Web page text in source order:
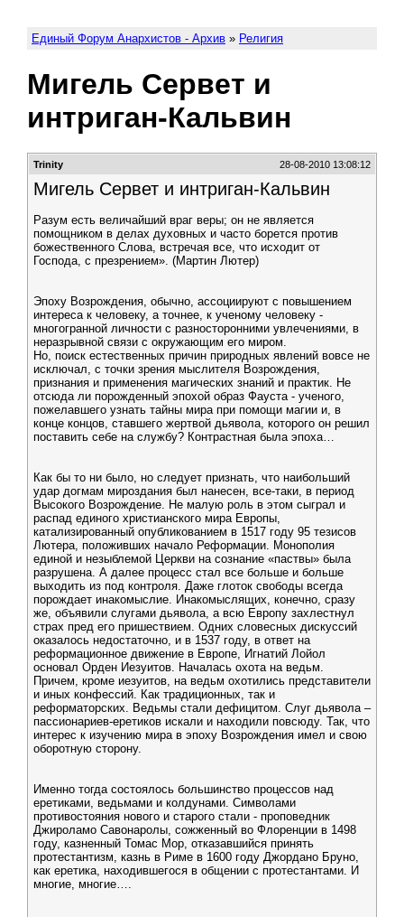
Единый Форум Анархистов - Архив » Религия
Мигель Сервет и
интриган-Кальвин
Trinity 28-08-2010 13:08:12
Мигель Сервет и интриган-Кальвин
Разум есть величайший враг веры; он не является
помощником в делах духовных и часто борется против
божественного Слова, встречая все, что исходит от
Господа, с презрением». (Мартин Лютер)
Эпоху Возрождения, обычно, ассоциируют с повышением
интереса к человеку, а точнее, к ученому человеку -
многогранной личности с разносторонними увлечениями, в
неразрывной связи с окружающим его миром.
Но, поиск естественных причин природных явлений вовсе не
исключал, с точки зрения мыслителя Возрождения,
признания и применения магических знаний и практик. Не
отсюда ли порожденный эпохой образ Фауста - ученого,
пожелавшего узнать тайны мира при помощи магии и, в
конце концов, ставшего жертвой дьявола, которого он решил
поставить себе на службу? Контрастная была эпоха…
Как бы то ни было, но следует признать, что наибольший
удар догмам мироздания был нанесен, все-таки, в период
Высокого Возрождение. Не малую роль в этом сыграл и
распад единого христианского мира Европы,
катализированный опубликованием в 1517 году 95 тезисов
Лютера, положивших начало Реформации. Монополия
единой и незыблемой Церкви на сознание «паствы» была
разрушена. А далее процесс стал все больше и больше
выходить из под контроля. Даже глоток свободы всегда
порождает инакомыслие. Инакомыслящих, конечно, сразу
же, объявили слугами дьявола, а всю Европу захлестнул
страх пред его пришествием. Одних словесных дискуссий
оказалось недостаточно, и в 1537 году, в ответ на
реформационное движение в Европе, Игнатий Лойол
основал Орден Иезуитов. Началась охота на ведьм.
Причем, кроме иезуитов, на ведьм охотились представители
и иных конфессий. Как традиционных, так и
реформаторских. Ведьмы стали дефицитом. Слуг дьявола –
пассионариев-еретиков искали и находили повсюду. Так, что
интерес к изучению мира в эпоху Возрождения имел и свою
оборотную сторону.
Именно тогда состоялось большинство процессов над
еретиками, ведьмами и колдунами. Символами
противостояния нового и старого стали - проповедник
Джироламо Савонаролы, сожженный во Флоренции в 1498
году, казненный Томас Мор, отказавшийся принять
протестантизм, казнь в Риме в 1600 году Джордано Бруно,
как еретика, находившегося в общении с протестантами. И
многие, многие….